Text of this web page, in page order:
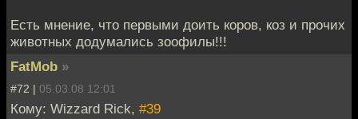
Есть мнение, что первыми доить коров, коз и прочих
животных додумались зоофилы!!!
FatMob »
#72 | 05.03.08 12:01
Кому: Wizzard Rick, #39